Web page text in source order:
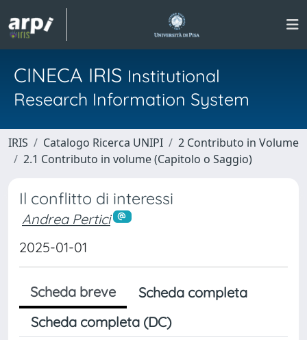
CINECA IRIS Institutional
Research Information System
IRIS Catalogo Ricerca UNIPI
2 Contributo in Volume
2.1 Contributo in volume (Capitolo o Saggio)
Il conflitto di interessi
Andrea Pertici
2025-01-01
Scheda breve
Scheda completa
Scheda completa (DC)